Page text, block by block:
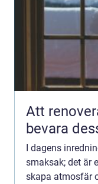
Att
bevara
I dagens
smaksak; det är
skapa atmosfär